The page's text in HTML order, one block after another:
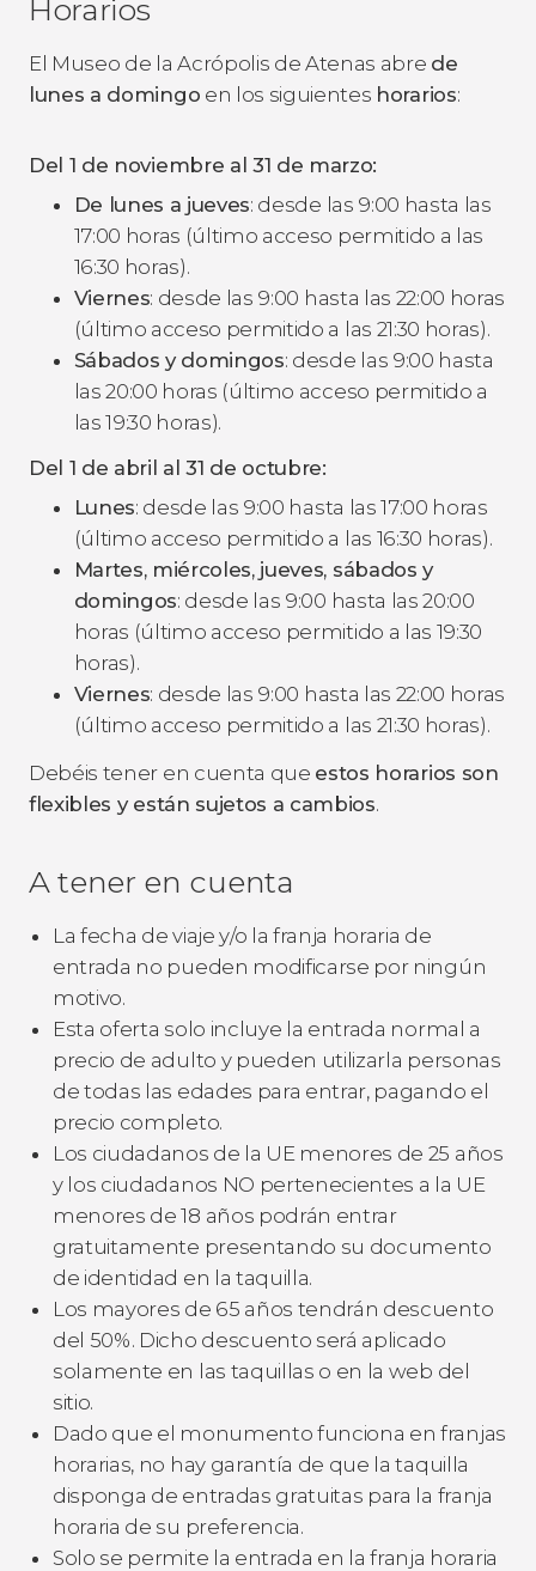
Horarios
El Museo de la Acrópolis de Atenas abre de
lunes a domingo en los siguientes horarios:
Del 1 de noviembre al 31 de marzo:
De lunes a jueves: desde las 9:00 hasta las
17:00 horas (último acceso permitido a las
16:30 horas).
Viernes: desde las 9:00 hasta las 22:00 horas
(último acceso permitido a las 21:30 horas).
Sábados y domingos: desde las 9:00 hasta
las 20:00 horas (último acceso permitido a
las 19:30 horas).
Del 1 de abril al 31 de octubre:
Lunes: desde las 9:00 hasta las 17:00 horas
(último acceso permitido a las 16:30 horas).
Martes, miércoles, jueves, sábados y
domingos: desde las 9:00 hasta las 20:00
horas (último acceso permitido a las 19:30
horas).
Viernes: desde las 9:00 hasta las 22:00 horas
(último acceso permitido a las 21:30 horas).
Debéis tener en cuenta que estos horarios son
flexibles y están sujetos a cambios.
A tener en cuenta
La fecha de viaje y/o la franja horaria de
entrada no pueden modificarse por ningún
motivo.
Esta oferta solo incluye la entrada normal a
precio de adulto y pueden utilizarla personas
de todas las edades para entrar, pagando el
precio completo.
Los ciudadanos de la UE menores de 25 años
y los ciudadanos NO pertenecientes a la UE
menores de 18 años podrán entrar
gratuitamente presentando su documento
de identidad en la taquilla.
Los mayores de 65 años tendrán descuento
del 50%. Dicho descuento será aplicado
solamente en las taquillas o en la web del
sitio.
Dado que el monumento funciona en franjas
horarias, no hay garantía de que la taquilla
disponga de entradas gratuitas para la franja
horaria de su preferencia.
Solo se permite la entrada en la franja horaria